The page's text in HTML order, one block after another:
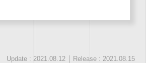
Update : 2021.08.12｜ Release : 2021.08.15